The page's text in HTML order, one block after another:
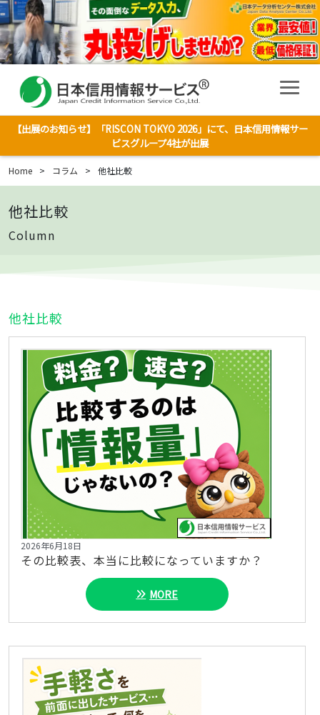
【出展のお知らせ】「RISCON TOKYO 2026」にて、日本信用情報サー
ビスグループ4社が出展
Home > コラム > 他社比較
他社比較
Column
他社比較
2026年6月18日
その比較表、本当に比較になっていますか？
MORE